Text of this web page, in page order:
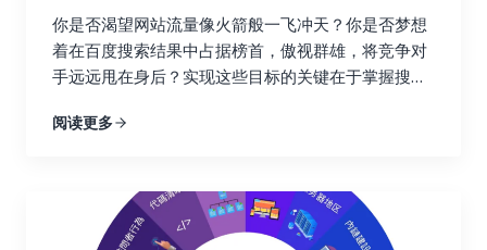
真正有效的策略上，从而最大化投资回报率，就像一
个精明的投资者，会仔细分析市场行情，选择最具潜
力的投资项目。 更重要的是，追踪链接建设效果可以
过哪些链接访问你的网站，他们在你的网站上停留了
大的商业价值。通过分析这些数据，你可以更好地理
解用户的需求和痛点，优化网站内容和用户体验，最
你是否渴望网站流量像火箭般一飞冲天？你是否梦想
着在百度搜索结果中占据榜首，傲视群雄，将竞争对
手远远甩在身后？实现这些目标的关键在于掌握搜索
节！不要再浪费宝贵的时间和精力在低效的搜索引擎
Buzzsumo 这三大神器，轻松提升链接建设效率，让
你的网站在竞争激烈的线上世界中脱颖而出，成为行
阅读更多